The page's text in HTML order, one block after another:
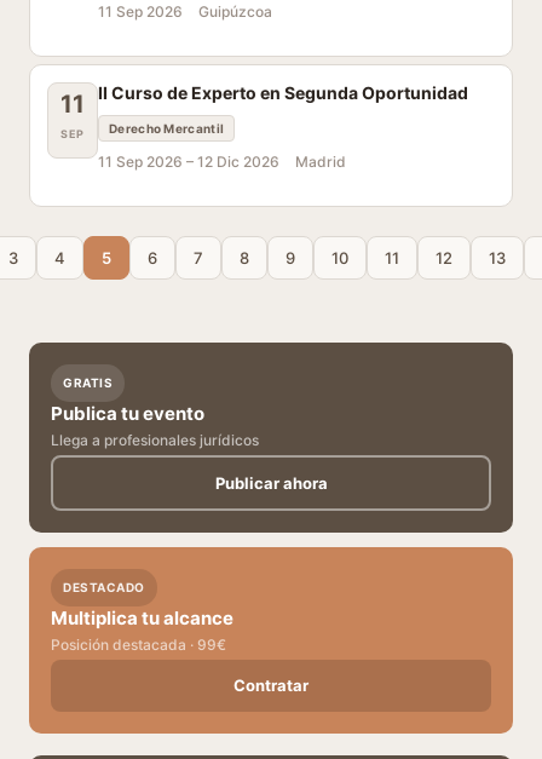
11 Sep 2026 Guipúzcoa
11
SEP
II Curso de Experto en Segunda Oportunidad
Derecho Mercantil
11 Sep 2026 – 12 Dic 2026 Madrid
3 4 5 6 7 8 9 10 11 12 13
GRATIS
Publica tu evento
Llega a profesionales jurídicos
Publicar ahora
DESTACADO
Multiplica tu alcance
Posición destacada · 99€
Contratar